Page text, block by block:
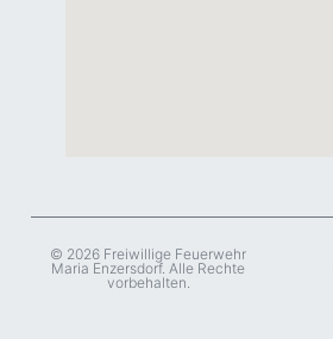
© 2026 Freiwillige Feuerwehr
Maria Enzersdorf. Alle Rechte
vorbehalten.